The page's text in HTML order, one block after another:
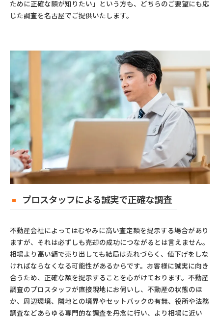
ために正確な額が知りたい」という方も、どちらのご要望にも応
じた調査を名古屋でご提供いたします。
プロスタッフによる誠実で正確な調査
不動産会社によってはむやみに高い査定額を提示する場合があり
ますが、それは必ずしも売却の成功につながるとは言えません。
相場より高い額で売り出しても結局は売れづらく、値下げをしな
ければならなくなる可能性があるからです。お客様に誠実に向き
合うため、正確な額を提示することを心がけております。不動産
調査のプロスタッフが直接現地にお伺いし、不動産の状態のほ
か、周辺環境、隣地との境界やセットバックの有無、役所や法務
調査などあらゆる専門的な調査を丹念に行い、より相場に近い